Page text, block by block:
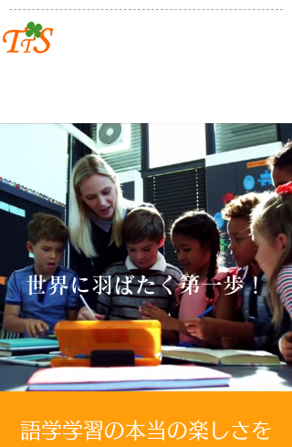
世界に羽ばたく第一歩！
​語学学習の本当の楽しさを